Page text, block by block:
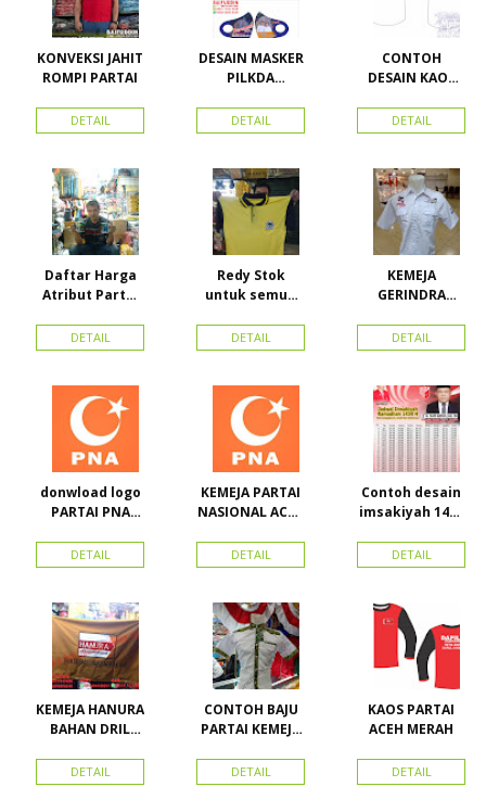
KONVEKSI JAHIT
ROMPI PARTAI
DETAIL
DESAIN MASKER
PILKDA
Calon Bupati &
Wakil Bupati
Kepulauan
DETAIL
CONTOH
DESAIN KAOS
BAHAN PE
DOUBLE
DETAIL
Daftar Harga
Atribut Partai
Toko Maha
Karya Online
Proyek Senen
Jakarta Pusat
DETAIL
Redy Stok
untuk semua
Kerah Bahan PE
Dobel Rp.
DETAIL
KEMEJA
GERINDRA
BORDIR DAN
TOPI BAHAN
DETAIL
donwload logo
PARTAI PNA
nasional aceh)
Vector
DETAIL
KEMEJA PARTAI
NASIONAL ACEH
PKPI, dan
Kemeja
DETAIL
Contoh desain
imsakiyah 1434
cetak
imsakiyah di
Karya Online
Advertising
Pasar Senen
DETAIL
KEMEJA HANURA
BAHAN DRIL
HANURA
DETAIL
CONTOH BAJU
PARTAI KEMEJA
SEMUA ATRIBUT
PARTAI
DETAIL
KAOS PARTAI
ACEH MERAH
DETAIL